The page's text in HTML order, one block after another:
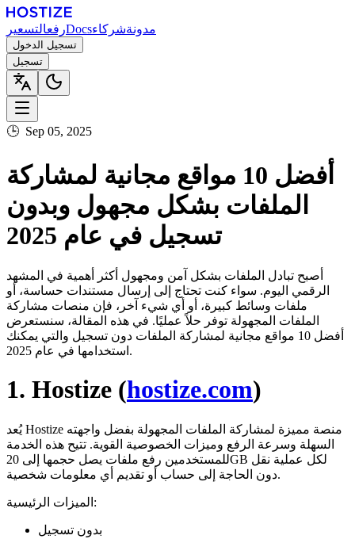
رفعالتسعير Docs مدونةشركاء
تسجيل الدخول
تسجيل
🕒 Sep 05, 2025
أفضل 10 مواقع مجانية لمشاركة
الملفات بشكل مجهول وبدون
تسجيل في عام 2025
أصبح تبادل الملفات بشكل آمن ومجهول أكثر أهمية في المشهد
الرقمي اليوم. سواء كنت تحتاج إلى إرسال مستندات حساسة، أو
ملفات وسائط كبيرة، أو أي شيء آخر، فإن منصات مشاركة
الملفات المجهولة توفر حلاً عمليًا. في هذه المقالة، سنستعرض
أفضل 10 مواقع مجانية لمشاركة الملفات دون تسجيل والتي يمكنك
استخدامها في عام 2025.
1. Hostize (hostize.com)
يُعد Hostize منصة مميزة لمشاركة الملفات المجهولة بفضل واجهته
السهلة وسرعة الرفع وميزات الخصوصية القوية. تتيح هذه الخدمة
للمستخدمين رفع ملفات يصل حجمها إلى 20GB لكل عملية نقل
دون الحاجة إلى حساب أو تقديم أي معلومات شخصية.
الميزات الرئيسية:
بدون تسجيل